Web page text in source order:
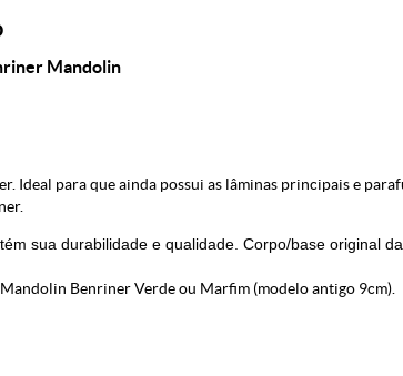
Mandolin
Ideal para que ainda possui as lâminas principais e
sua durabilidade e qualidade. Corpo/base original
Benriner Verde ou Marfim (modelo antigo 9cm).